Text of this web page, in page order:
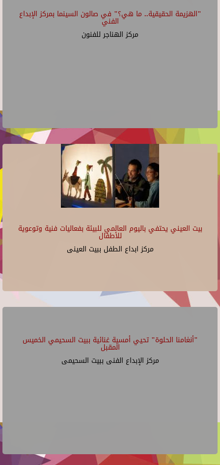
"الهزيمة الحقيقية.. ما هي؟" في صالون السينما بمركز الإبداع
الفني
مركز الهناجر للفنون
بيت العيني يحتفي باليوم العالمي للبيئة بفعاليات فنية وتوعوية
للأطفال
مركز ابداع الطفل ببيت العينى
"أنغامنا الحلوة" تحيي أمسية غنائية ببيت السحيمي الخميس
المقبل
مركز الإبداع الفنى ببيت السحيمى